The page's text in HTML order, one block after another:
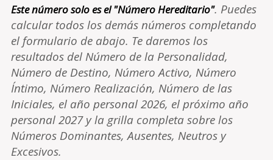
Este número solo es el "Número Hereditario". Puedes
calcular todos los demás números completando
el formulario de abajo. Te daremos los
resultados del Número de la Personalidad,
Número de Destino, Número Activo, Número
Íntimo, Número Realización, Número de las
Iniciales, el año personal 2026, el próximo año
personal 2027 y la grilla completa sobre los
Números Dominantes, Ausentes, Neutros y
Excesivos.